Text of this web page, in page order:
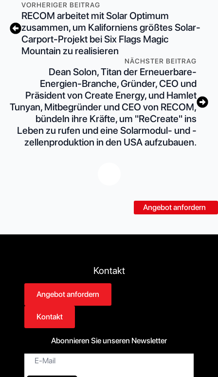
Angebot anfordern
VORHERIGER BEITRAG
RECOM arbeitet mit Solar Optimum
zusammen, um Kaliforniens größtes Solar-
Carport-Projekt bei Six Flags Magic
Mountain zu realisieren
NÄCHSTER BEITRAG
Dean Solon, Titan der Erneuerbare-
Energien-Branche, Gründer, CEO und
Präsident von Create Energy, und Hamlet
Tunyan, Mitbegründer und CEO von RECOM,
bündeln ihre Kräfte, um "ReCreate" ins
Leben zu rufen und eine Solarmodul- und -
zellenproduktion in den USA aufzubauen.
Kontakt
Angebot anfordern
Kontakt
Abonnieren Sie unseren Newsletter
E-
Mail*